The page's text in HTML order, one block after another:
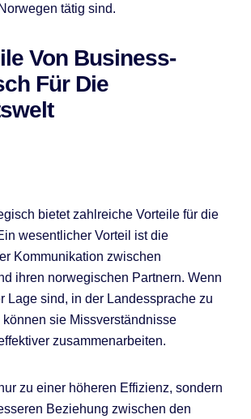
tätig sind.
Von Business-
Für Die
bietet zahlreiche Vorteile für die
wesentlicher Vorteil ist die
Kommunikation zwischen
ihren norwegischen Partnern. Wenn
Lage sind, in der Landessprache zu
können sie Missverständnisse
zusammenarbeiten.
zu einer höheren Effizienz, sondern
Beziehung zwischen den